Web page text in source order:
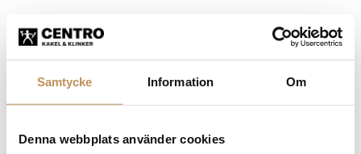
Samtycke Information Om
Denna webbplats använder cookies